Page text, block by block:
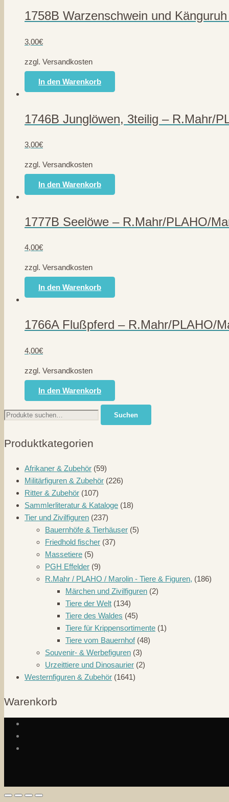
1758B Warzenschwein und
3,00€
zzgl. Versandkosten
In den Warenkorb
1746B Junglöwen, 3teilig – R.Mahr/
3,00€
zzgl. Versandkosten
In den Warenkorb
1777B Seelöwe – R.Mahr/PLAHO/
4,00€
zzgl. Versandkosten
In den Warenkorb
1766A Flußpferd – R.Mahr/PLAHO/
4,00€
zzgl. Versandkosten
In den Warenkorb
Suche
nach:
Suchen
Produktkategorien
Afrikaner & Zubehör (59)
Militärfiguren & Zubehör (226)
Ritter & Zubehör (107)
Sammlerliteratur & Kataloge (18)
Tier und Zivilfiguren (237)
Bauernhöfe & Tierhäuser (5)
Friedhold fischer (37)
Massetiere (5)
PGH Effelder (9)
R.Mahr / PLAHO / Marolin - Tiere & Figuren, (186)
Märchen und Zivilfiguren (2)
Tiere der Welt (134)
Tiere des Waldes (45)
Tiere für Krippensortimente (1)
Tiere vom Bauernhof (48)
Souvenir- & Werbefiguren (3)
Urzeittiere und Dinosaurier (2)
Westernfiguren & Zubehör (1641)
Warenkorb